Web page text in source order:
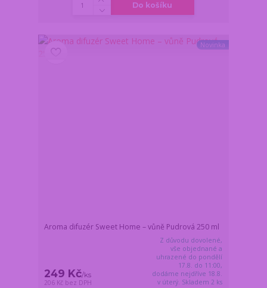
Do košíku
Novinka
Aroma difuzér Sweet Home – vůně Pudrová 250 ml
249 Kč/ks
206 Kč bez DPH
Z důvodu dovolené,
vše objednané a
uhrazené do pondělí
17.8. do 11:00,
dodáme nejdříve 18.8.
v úterý. Skladem 2 ks